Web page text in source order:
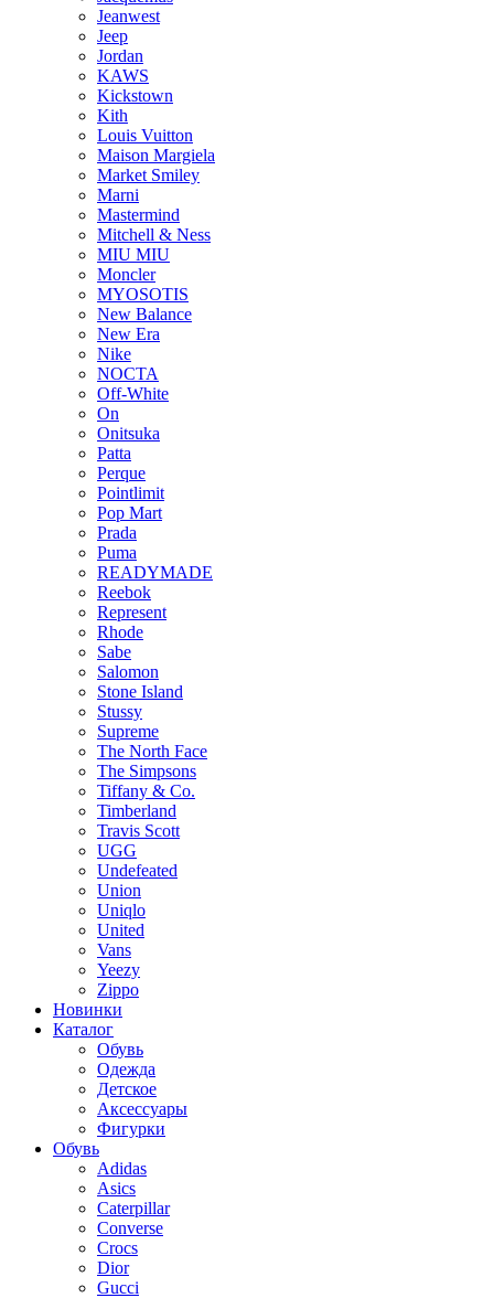
Jeanwest
Jeep
Jordan
KAWS
Kickstown
Kith
Louis Vuitton
Maison Margiela
Market Smiley
Marni
Mastermind
Mitchell & Ness
MIU MIU
Moncler
MYOSOTIS
New Balance
New Era
Nike
NOCTA
Off-White
On
Onitsuka
Patta
Perque
Pointlimit
Pop Mart
Prada
Puma
READYMADE
Reebok
Represent
Rhode
Sabe
Salomon
Stone Island
Stussy
Supreme
The North Face
The Simpsons
Tiffany & Co.
Timberland
Travis Scott
UGG
Undefeated
Union
Uniqlo
United
Vans
Yeezy
Zippo
Новинки
Каталог
Обувь
Одежда
Детское
Аксессуары
Фигурки
Обувь
Adidas
Asics
Caterpillar
Converse
Crocs
Dior
Gucci